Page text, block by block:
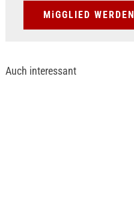
MiGGLIED WERDEN
Auch interessant